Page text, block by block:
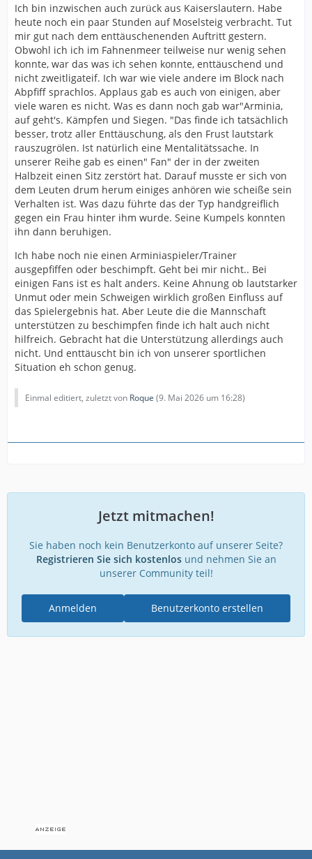
Ich bin inzwischen auch zurück aus Kaiserslautern. Habe
heute noch ein paar Stunden auf Moselsteig verbracht. Tut
mir gut nach dem enttäuschenenden Auftritt gestern.
Obwohl ich ich im Fahnenmeer teilweise nur wenig sehen
konnte, war das was ich sehen konnte, enttäuschend und
nicht zweitligateif. Ich war wie viele andere im Block nach
Abpfiff sprachlos. Applaus gab es auch von einigen, aber
viele waren es nicht. Was es dann noch gab war"Arminia,
auf geht's. Kämpfen und Siegen. "Das finde ich tatsächlich
besser, trotz aller Enttäuschung, als den Frust lautstark
rauszugrölen. Ist natürlich eine Mentalitätssache. In
unserer Reihe gab es einen" Fan" der in der zweiten
Halbzeit einen Sitz zerstört hat. Darauf musste er sich von
dem Leuten drum herum einiges anhören wie scheiße sein
Verhalten ist. Was dazu führte das der Typ handgreiflich
gegen ein Frau hinter ihm wurde. Seine Kumpels konnten
ihn dann beruhigen.
Ich habe noch nie einen Arminiaspieler/Trainer
ausgepfiffen oder beschimpft. Geht bei mir nicht.. Bei
einigen Fans ist es halt anders. Keine Ahnung ob lautstarker
Unmut oder mein Schweigen wirklich großen Einfluss auf
das Spielergebnis hat. Aber Leute die die Mannschaft
unterstützen zu beschimpfen finde ich halt auch nicht
hilfreich. Gebracht hat die Unterstützung allerdings auch
nicht. Und enttäuscht bin ich von unserer sportlichen
Situation eh schon genug.
Einmal editiert, zuletzt von Roque (9. Mai 2026 um 16:28)
Jetzt mitmachen!
Sie haben noch kein Benutzerkonto auf unserer Seite?
Registrieren Sie sich kostenlosund nehmen Sie an
unserer Community teil!
Benutzerkonto erstellen
Anmelden